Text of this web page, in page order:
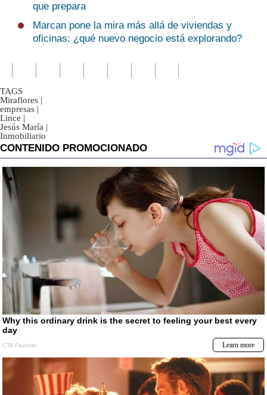
que prepara
Marcan pone la mira más allá de viviendas y
oficinas: ¿qué nuevo negocio está explorando?
TAGS
Miraflores |
empresas |
Lince |
Jesús María |
Inmobiliario